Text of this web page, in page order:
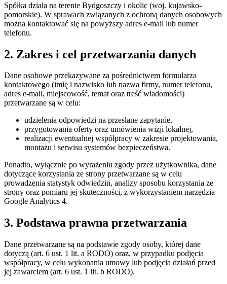
Spółka działa na terenie Bydgoszczy i okolic (woj. kujawsko-
pomorskie). W sprawach związanych z ochroną danych osobowych
można kontaktować się na powyższy adres e-mail lub numer
telefonu.
2. Zakres i cel przetwarzania danych
Dane osobowe przekazywane za pośrednictwem formularza
kontaktowego (imię i nazwisko lub nazwa firmy, numer telefonu,
adres e-mail, miejscowość, temat oraz treść wiadomości)
przetwarzane są w celu:
udzielenia odpowiedzi na przesłane zapytanie,
przygotowania oferty oraz umówienia wizji lokalnej,
realizacji ewentualnej współpracy w zakresie projektowania,
montażu i serwisu systemów bezpieczeństwa.
Ponadto, wyłącznie po wyrażeniu zgody przez użytkownika, dane
dotyczące korzystania ze strony przetwarzane są w celu
prowadzenia statystyk odwiedzin, analizy sposobu korzystania ze
strony oraz pomiaru jej skuteczności, z wykorzystaniem narzędzia
Google Analytics 4.
3. Podstawa prawna przetwarzania
Dane przetwarzane są na podstawie zgody osoby, której dane
dotyczą (art. 6 ust. 1 lit. a RODO) oraz, w przypadku podjęcia
współpracy, w celu wykonania umowy lub podjęcia działań przed
jej zawarciem (art. 6 ust. 1 lit. b RODO).